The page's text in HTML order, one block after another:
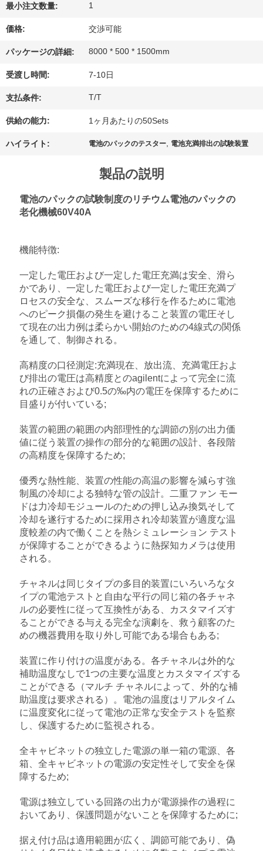
質
管
理
お
PRIVACY
POLICY
最小注文数量: 1
価格: 交渉可能
パッケージの詳細: 8000 * 500 * 1500mm
受渡し時間: 7-10日
支払条件: T/T
供給の能力: 1ヶ月あたりの50Sets
ハイライト: 電池のパックのテスター 電池充満排出の試験装置
製品の説明
電池のパックの試験制度のリチウム電池のパックの
老化機械60V40A
機能特徴:
一定した電圧および一定した電圧充満は安全、滑ら
かであり、一定した電圧および一定した電圧充満プ
ロセスの安全な、スムーズな移行を作るために電池
へのピーク損傷の発生を避けること装置の電圧そし
て現在の出力例は柔らかい開始のための4線式の関係
を通して、制御される。
高精度の口径測定:充満現在、放出流、充満電圧およ
び排出の電圧は高精度とのagilentによって完全に流
れの正確さおよび0.5の‰内の電圧を保障するために
目盛りが付いている;
装置の範囲の範囲の内部理性的な調節の別の出力価
値に従う装置の操作の部分的な範囲の設計、各段階
の高精度を保障するため;
優秀な熱性能、装置の性能の高温の影響を減らす強
制風の冷却による独特な管の設計。二重ファン モー
ドは力冷却モジュールのための押し込み換気そして
冷却を遂行するために採用され冷却装置が適度な温
度較差の内で働くことを熱シミュレーション テスト
が保障することができるように熱探知カメラは使用
される。
チャネルは同じタイプの多目的装置にいろいろなタ
イプの電池テストと自由な平行の同じ箱の各チャネ
ルの必要性に従って互換性がある、カスタマイズす
ることができる与える完全な演劇を、救う顧客のた
めの機器費用を取り外し可能である場合もある;
装置に作り付けの温度がある。各チャネルは外的な
補助温度なしで1つの主要な温度とカスタマイズする
ことができる（マルチ チャネルによって、外的な補
助温度は要求される）。電池の温度はリアルタイム
に温度変化に従って電池の正常な安全テストを監察
し、保護するために監視される。
全キャビネットの独立した電源の単一箱の電源、各
箱、全キャビネットの電源の安定性そして安全を保
障するため;
電源は独立している回路の出力が電源操作の過程に
おいてあり、保護問題がないことを保障するために;
据え付け品は適用範囲が広く、調節可能であり、偽